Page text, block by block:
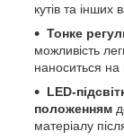
кутів та інших
Тонке
можливість
наноситься на
LED-
положенням
матеріалу